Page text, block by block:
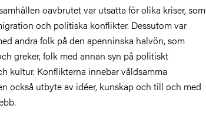
oavbrutet var utsatta för olika kriser, som
och politiska konflikter. Dessutom var
andra folk på den apenninska halvön, som
greker, folk med annan syn på politiskt
kultur. Konflikterna innebar våldsamma
också utbyte av idéer, kunskap och till och med